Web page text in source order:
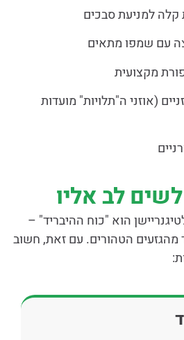
למניעת סבכים
עם שמפו מתאים
מקצועית
(אוזני ה"תלויות" מועדות
לב אליו
הוא "כוח ההיבריד" –
מהגזעים הטהורים. עם זאת, חשוב